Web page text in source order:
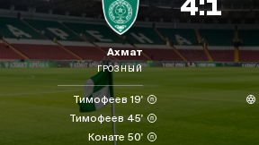
Ахмат
ГРОЗНЫЙ
Тимофеев 19'
Тимофеев 45'
Конате 50'
4:1